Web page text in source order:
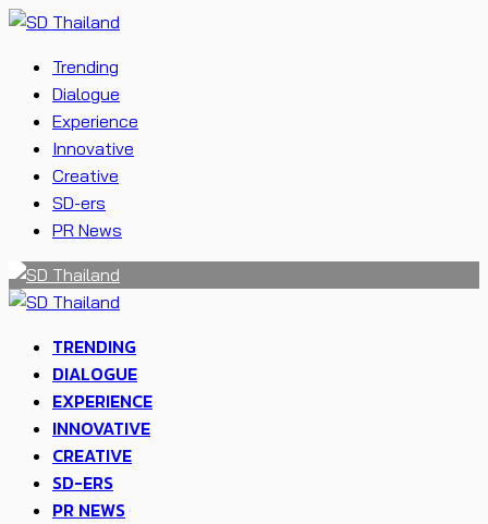
Trending
Dialogue
Experience
Innovative
Creative
SD-ers
PR News
TRENDING
DIALOGUE
EXPERIENCE
INNOVATIVE
CREATIVE
SD-ERS
PR NEWS